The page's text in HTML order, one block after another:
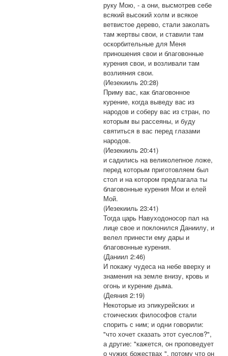
руку Мою, - а они, высмотрев себе
всякий высокий холм и всякое
ветвистое дерево, стали заколать
там жертвы свои, и ставили там
оскорбительные для Меня
приношения свои и благовонные
курения свои, и возливали там
возлияния свои.
(Иезекииль 20:28)
Приму вас, как благовонное
курение, когда выведу вас из
народов и соберу вас из стран, по
которым вы рассеяны, и буду
святиться в вас перед глазами
народов.
(Иезекииль 20:41)
и садились на великолепное ложе,
перед которым приготовляем был
стол и на котором предлагала ты
благовонные курения Мои и елей
Мой.
(Иезекииль 23:41)
Тогда царь Навуходоносор пал на
лице свое и поклонился Даниилу, и
велел принести ему дары и
благовонные курения.
(Даниил 2:46)
И покажу чудеса на небе вверху и
знамения на земле внизу, кровь и
огонь и курение дыма.
(Деяния 2:19)
Некоторые из эпикурейских и
стоических философов стали
спорить с ним; и одни говорили:
"что хочет сказать этот суеслов?",
а другие: "кажется, он проповедует
о чужих божествах ", потому что он